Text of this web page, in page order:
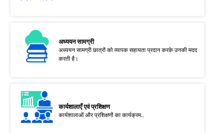
अध्ययन सामग्री
अध्ययन सामग्री छात्रों को व्यापक सहायता प्रदान करके उनकी मदद
करती है।
कार्यशालाएँ एवं प्रशिक्षण
कार्यशालाओं और प्रशिक्षणों का कार्यक्रम..